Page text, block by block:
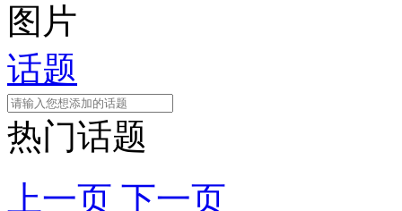
图片
话题
热门话题
上一页 下一页